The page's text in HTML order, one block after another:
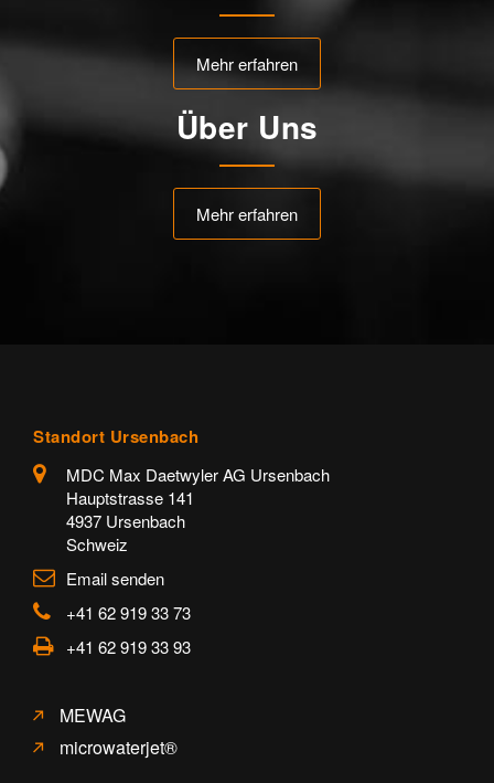
Mehr erfahren
Über Uns
Mehr erfahren
Standort Ursenbach
MDC Max Daetwyler AG Ursenbach
Hauptstrasse 141
4937 Ursenbach
Schweiz
Email senden
+41 62 919 33 73
+41 62 919 33 93
MEWAG
microwaterjet®